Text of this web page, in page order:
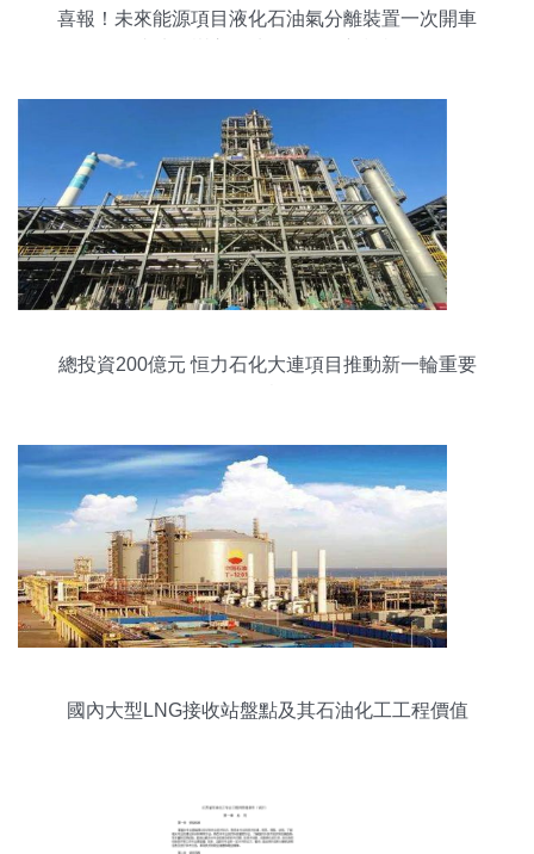
喜報！未來能源項目液化石油氣分離裝置一次開車
總投資200億元 恒力石化大連項目推動新一輪重要
國內大型LNG接收站盤點及其石油化工工程價值